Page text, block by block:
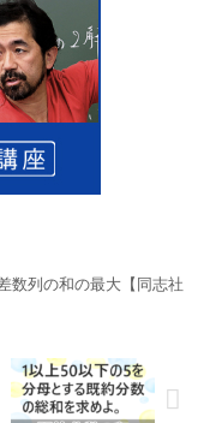
数列の和の最大【同志社